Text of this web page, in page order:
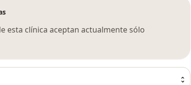
esta clínica aceptan actualmente sólo